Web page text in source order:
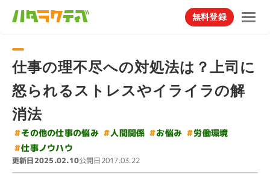
無料登録
仕事の理不尽への対処法は？上司に
怒られるストレスやイライラの解
消法
#その他の仕事の悩み #人間関係 #お悩み #労働環境
#仕事ノウハウ
更新日2025.02.10公開日2017.03.22